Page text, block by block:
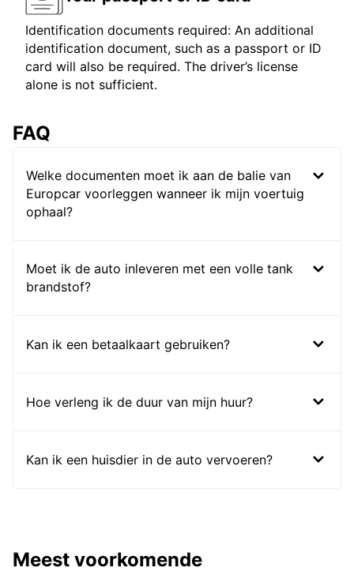
Identification documents required: An additional
identification document, such as a passport or ID
card will also be required. The driver’s license
alone is not sufficient.
FAQ
Welke documenten moet ik aan de balie van
Europcar voorleggen wanneer ik mijn voertuig
ophaal?
Moet ik de auto inleveren met een volle tank
brandstof?
Kan ik een betaalkaart gebruiken?
Hoe verleng ik de duur van mijn huur?
Kan ik een huisdier in de auto vervoeren?
Meest voorkomende